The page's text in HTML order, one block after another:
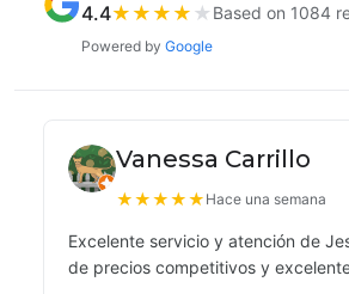
4.4★ ★ ★ ★ ★ Based on 1084
Powered by Google
Vanessa Carrillo
★★★★★ Hace una semana
Excelente servicio y atención de
de precios competitivos y